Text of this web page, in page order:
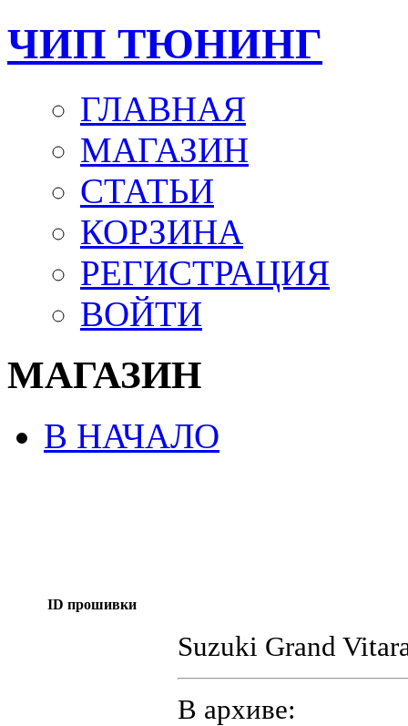
ЧИП ТЮНИНГ
ГЛАВНАЯ
МАГАЗИН
СТАТЬИ
КОРЗИНА
РЕГИСТРАЦИЯ
ВОЙТИ
МАГАЗИН
В НАЧАЛО
ID прошивки
Suzuki Grand
В архиве: